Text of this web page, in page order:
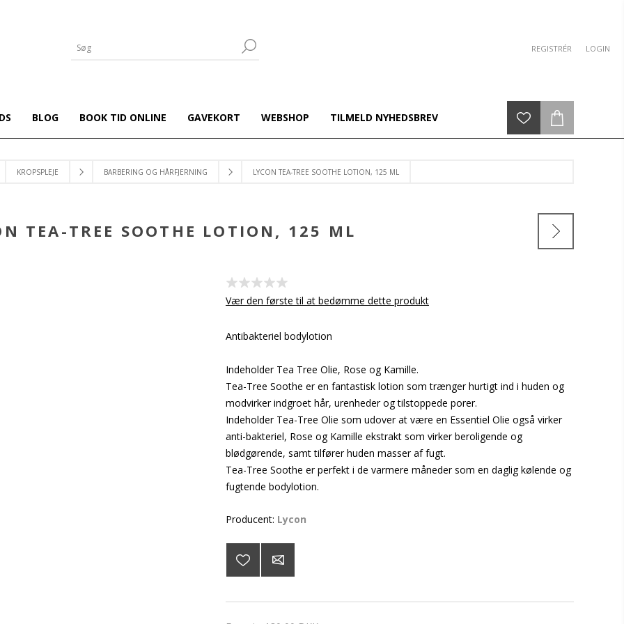
REGISTRÉR LOGIN
BLOG BOOK TID ONLINE GAVEKORT WEBSHOP TILMELD NYHEDSBREV
KROPSPLEJE BARBERING OG HÅRFJERNING LYCON TEA-TREE SOOTHE LOTION, 125 ML
TEA-TREE SOOTHE LOTION, 125 ML
Vær den første til at bedømme dette produkt
Antibakteriel bodylotion
Indeholder Tea Tree Olie, Rose og Kamille.
Tea-Tree Soothe er en fantastisk lotion som trænger hurtigt ind i huden og
modvirker indgroet hår, urenheder og tilstoppede porer.
Indeholder Tea-Tree Olie som udover at være en Essentiel Olie også virker
anti-bakteriel, Rose og Kamille ekstrakt som virker beroligende og
blødgørende, samt tilfører huden masser af fugt.
Tea-Tree Soothe er perfekt i de varmere måneder som en daglig kølende og
fugtende bodylotion.
Producent: Lycon